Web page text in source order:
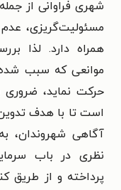
شهری فراوانی از
مسئولیت‌گریزی،
همراه دارد. لذا
موانعی که سبب
حرکت نماید، ضروری
است تا با هدف
آگاهی شهروندان،
نظری در باب
پرداخته و از طریق